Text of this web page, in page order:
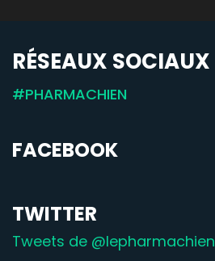
RÉSEAUX SOCIAUX
#PHARMACHIEN
FACEBOOK
TWITTER
Tweets de ‎@lepharmachien